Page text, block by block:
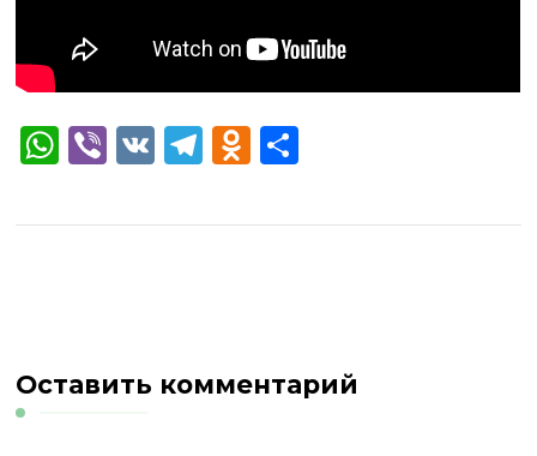
WhatsApp
Viber
VKTelegram
Odnoklassniki
Оставить комментарий